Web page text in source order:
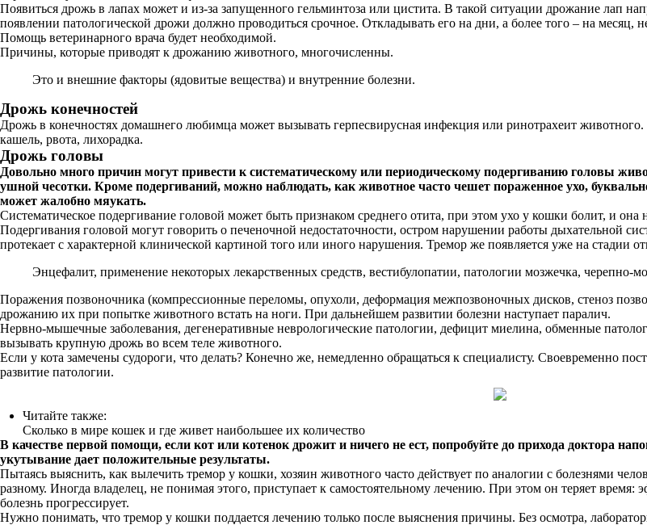
Появиться дрожь в лапах может и из-за запущенного гельминтоза или цистита. В такой ситуации дрожание лап
появлении патологической дрожи должно проводиться срочное. Откладывать его на дни, а более того – на месяц,
Помощь ветеринарного врача будет необходимой.
Причины, которые приводят к дрожанию животного, многочисленны.
Это и внешние факторы (ядовитые вещества) и внутренние болезни.
Дрожь конечностей
Дрожь в конечностях домашнего любимца может вызывать герпесвирусная инфекция или ринотрахеит
кашель, рвота, лихорадка.
Дрожь головы
Довольно много причин могут привести к систематическому или периодическому подергиванию головы
ушной чесотки. Кроме подергиваний, можно наблюдать, как животное часто чешет пораженное ухо,
может жалобно мяукать.
Систематическое подергивание головой может быть признаком среднего отита, при этом ухо у кошки болит, и
Подергивания головой могут говорить о печеночной недостаточности, остром нарушении работы дыхательной
протекает с характерной клинической картиной того или иного нарушения. Тремор же появляется уже на стадии
Энцефалит, применение некоторых лекарственных средств, вестибулопатии, патологии мозжечка, черепно-
Поражения позвоночника (компрессионные переломы, опухоли, деформация межпозвоночных дисков, стеноз
дрожанию их при попытке животного встать на ноги. При дальнейшем развитии болезни наступает паралич.
Нервно-мышечные заболевания, дегенеративные неврологические патологии, дефицит миелина, обменные
вызывать крупную дрожь во всем теле животного.
Если у кота замечены судороги, что делать? Конечно же, немедленно обращаться к специалисту. Своевременно
развитие патологии.
Читайте также:
Сколько в мире кошек и где живет наибольшее их количество
В качестве первой помощи, если кот или котенок дрожит и ничего не ест, попробуйте до прихода доктора
укутывание дает положительные результаты.
Пытаясь выяснить, как вылечить тремор у кошки, хозяин животного часто действует по аналогии с болезнями
разному. Иногда владелец, не понимая этого, приступает к самостоятельному лечению. При этом он теряет время:
болезнь прогрессирует.
Нужно понимать, что тремор у кошки поддается лечению только после выяснения причины. Без осмотра,